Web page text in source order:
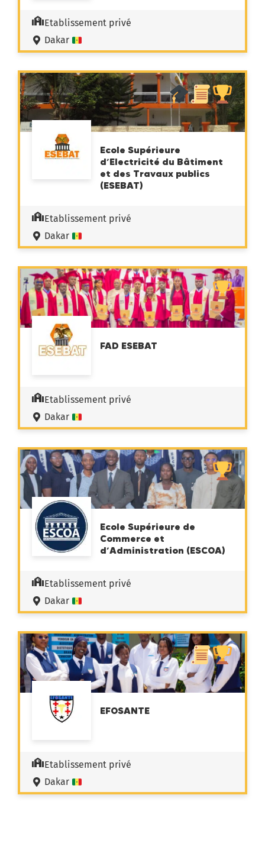
Etablissement privé
Dakar
Ecole Supérieure
d’Electricité du Bâtiment
et des Travaux publics
(ESEBAT)
Etablissement privé
Dakar
FAD ESEBAT
Etablissement privé
Dakar
Ecole Supérieure de
Commerce et
d’Administration (ESCOA)
Etablissement privé
Dakar
EFOSANTE
Etablissement privé
Dakar